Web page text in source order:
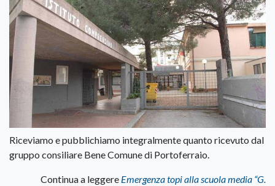
Riceviamo e pubblichiamo integralmente quanto ricevuto dal
gruppo consiliare Bene Comune di Portoferraio.
Continua a leggere Emergenza topi alla scuola media “G.